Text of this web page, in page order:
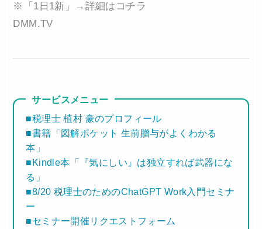
※「1日1新」→詳細はコチラ
DMM.TV
サービスメニュー
■税理士 植村 豪のプロフィール
■書籍「図解ポケット 生前贈与がよくわかる
本」
■Kindle本「『気にしい』は独立すれば武器にな
る」
■8/20 税理士のためのChatGPT Work入門セミナ
ー
■セミナー開催リクエストフォーム